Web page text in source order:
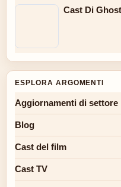
Cast Di
ESPLORA ARGOMENTI
Aggiornamenti di settore
Blog
Cast del film
Cast TV